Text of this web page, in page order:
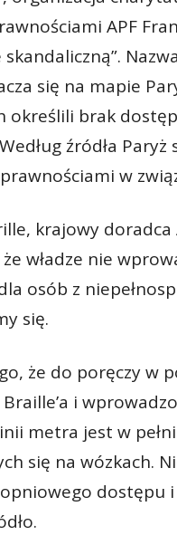
APF
się na mapie
określili brak
źródła
w
krajowy
że władze nie
osób z
się.
że do poręczy w
i
metra jest w
się na wózkach.
dostępu